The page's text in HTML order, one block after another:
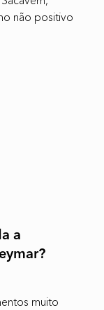
não positivo
a
muito